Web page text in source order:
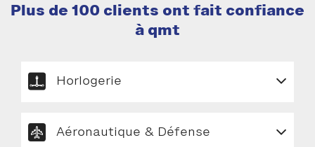
Plus de 100 clients ont fait confiance
à qmt
Horlogerie
Aéronautique & Défense